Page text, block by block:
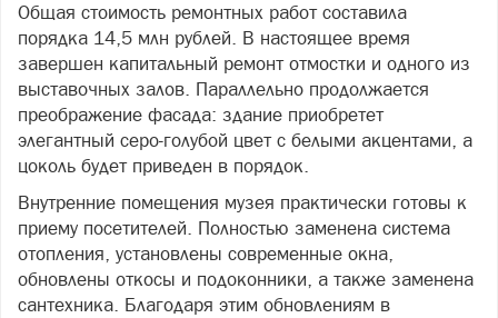
Общая стоимость ремонтных работ составила
порядка 14,5 млн рублей. В настоящее время
завершен капитальный ремонт отмостки и одного из
выставочных залов. Параллельно продолжается
преображение фасада: здание приобретет
элегантный серо-голубой цвет с белыми акцентами, а
цоколь будет приведен в порядок.
Внутренние помещения музея практически готовы к
приему посетителей. Полностью заменена система
отопления, установлены современные окна,
обновлены откосы и подоконники, а также заменена
сантехника. Благодаря этим обновлениям в